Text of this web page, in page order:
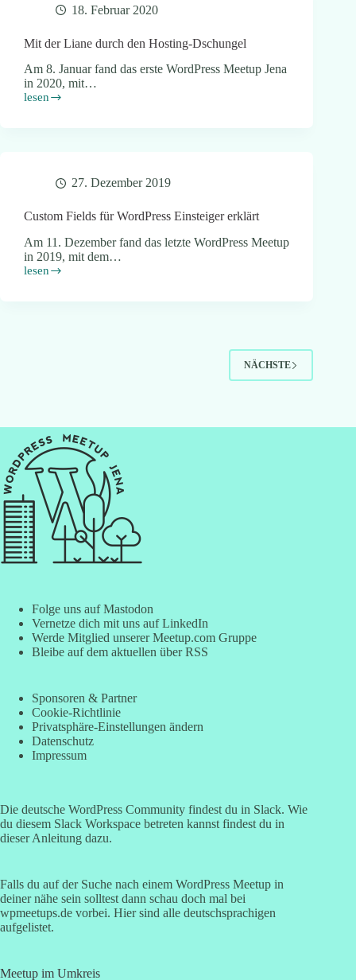
18. Februar 2020
Mit der Liane durch den Hosting-Dschungel
Am 8. Januar fand das erste WordPress Meetup Jena
in 2020, mit…
lesen
Mit
Dschungel27. Dezember 2019
Custom Fields für WordPress Einsteiger erklärt
Am 11. Dezember fand das letzte WordPress Meetup
in 2019, mit dem…
lesen
Custom
NÄCHSTE
Folge uns auf Mastodon
Vernetze dich mit uns auf LinkedIn
Werde Mitglied unserer Meetup.com Gruppe
Bleibe auf dem aktuellen über RSS
Sponsoren & Partner
Cookie-Richtlinie
Privatsphäre-Einstellungen ändern
Datenschutz
Impressum
Die deutsche WordPress Community findest du in Slack. Wie
du diesem Slack Workspace betreten kannst findest du in
dieser Anleitung dazu.
Falls du auf der Suche nach einem WordPress Meetup in
deiner nähe sein solltest dann schau doch mal bei
wpmeetups.de vorbei. Hier sind alle deutschsprachigen
aufgelistet.
Meetup im Umkreis